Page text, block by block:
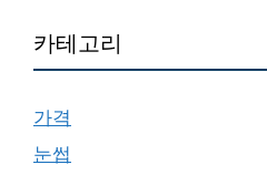
카테고리
가격
눈썹